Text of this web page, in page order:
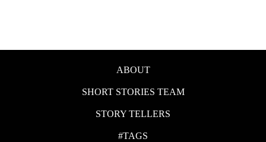
ABOUT
SHORT STORIES TEAM
STORY TELLERS
#TAGS